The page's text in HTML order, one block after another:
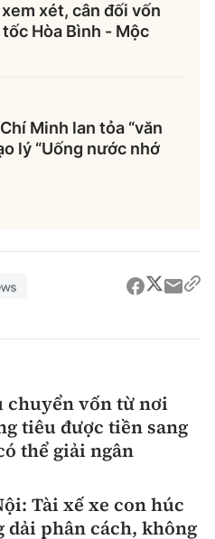
xét, cân đối vốn
Hòa Bình - Mộc
Minh lan tỏa “văn
lý “Uống nước nhớ
chuyển vốn từ nơi
tiêu được tiền sang
thể giải ngân
Tài xế xe con húc
dải phân cách, không